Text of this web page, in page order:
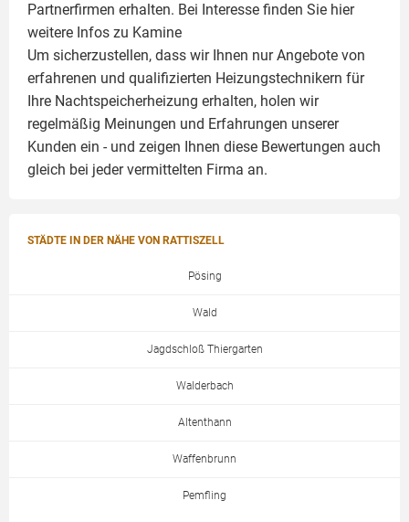
Partnerfirmen erhalten. Bei Interesse finden Sie hier
weitere Infos zu Kamine
Um sicherzustellen, dass wir Ihnen nur Angebote von
erfahrenen und qualifizierten Heizungstechnikern für
Ihre Nachtspeicherheizung erhalten, holen wir
regelmäßig Meinungen und Erfahrungen unserer
Kunden ein - und zeigen Ihnen diese Bewertungen auch
gleich bei jeder vermittelten Firma an.
STÄDTE IN DER NÄHE VON RATTISZELL
Pösing
Wald
Jagdschloß Thiergarten
Walderbach
Altenthann
Waffenbrunn
Pemfling